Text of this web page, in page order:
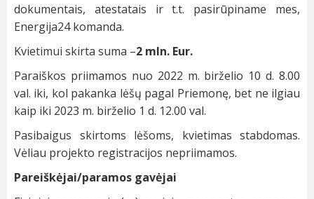
dokumentais, atestatais ir t.t. pasirūpiname mes,
Energija24 komanda.
Kvietimui skirta suma –2 mln. Eur.
Paraiškos priimamos nuo 2022 m. birželio 10 d. 8.00
val. iki, kol pakanka lėšų pagal Priemonę, bet ne ilgiau
kaip iki 2023 m. birželio 1 d. 12.00 val.
Pasibaigus skirtoms lėšoms, kvietimas stabdomas.
Vėliau projekto registracijos nepriimamos.
Pareiškėjai/paramos gavėjai